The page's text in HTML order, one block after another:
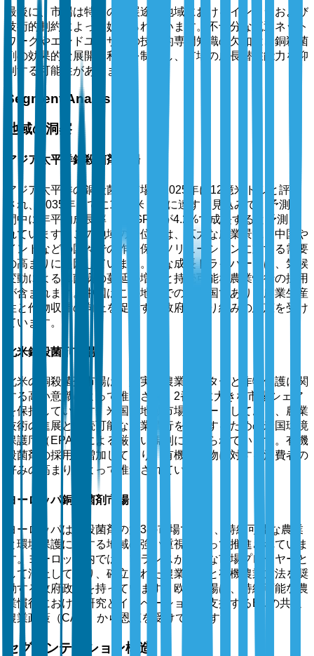
最後に、市場は特定の発展途上地域におけるインフラおよび
技術的制約によって妨げられています。不十分な流通ネット
ワークやエンドユーザーの技術的専門知識の欠如は、銅殺菌
剤の効果的な展開と利用を制限し、市場の成長潜在能力を抑
制する可能性があります。
Segment Analysis
地域の洞察
アジア太平洋銅殺菌剤市場
アジア太平洋の銅殺菌剤市場は2025年に12億米ドルと評価
され、2035年までに18億米ドルに達する見込みで、予測期
間中に年平均成長率（CAGR）が4.2%で成長すると予測さ
れています。この地域の優位性は、広大な農業景観と中国や
インドなどの国々での作物保護ソリューションに対する需要
の高まりに起因しています。主な成長ドライバーには、気候
変動による真菌病の蔓延の増加と持続可能な農業慣行の採用
が含まれます。中国はこの地域での主要国であり、農業生産
性と作物収量の向上を促進する政府の取り組みの恩恵を受け
ています。
北米銅殺菌剤市場
北米の銅殺菌剤市場は、堅実な農業セクターと作物保護に関
する高い意識によって推進され、2番目に大きな市場シェア
を保持しています。米国は地域市場をリードしており、農業
技術の進展と持続可能な農業慣行を確保するための米国環境
保護庁（EPA）による厳しい規制に支えられています。有機
殺菌剤の採用も増加しており、有機農産物に対する消費者の
好みの高まりによって推進されています。
ヨーロッパ銅殺菌剤市場
ヨーロッパは銅殺菌剤の第3の市場であり、持続可能な農業
と環境保護に対する地域の強い重視によって推進されていま
す。ヨーロッパ内では、フランスが著名な市場プレーヤーと
して浮上しており、確立された農業基盤と有機農業方法を奨
励する政府政策を持っています。欧州市場は、持続可能な農
業慣行における研究とイノベーションを支援するEUの共通
農業政策（CAP）から恩恵を受けています。
セグメンテーション構造